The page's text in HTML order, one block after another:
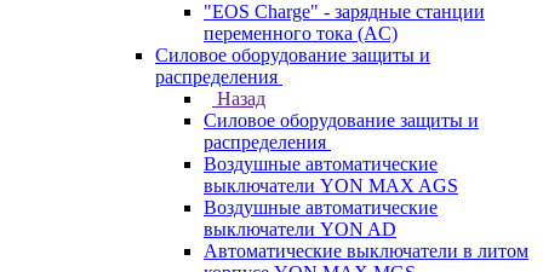
"EOS Charge" - зарядные станции
переменного тока (AC)
Силовое оборудование защиты и
распределения
Назад
Силовое оборудование защиты и
распределения
Воздушные автоматические
выключатели YON MAX AGS
Воздушные автоматические
выключатели YON AD
Автоматические выключатели в литом